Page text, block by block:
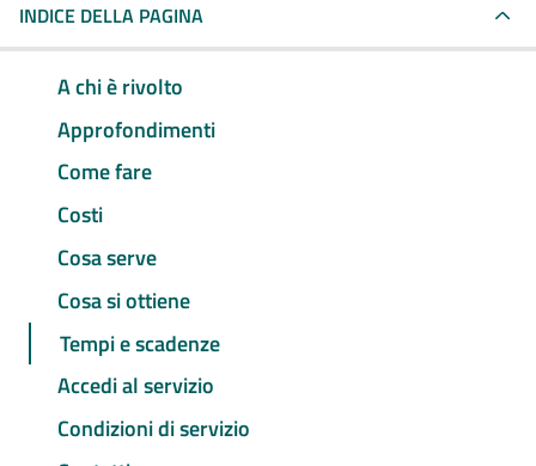
INDICE DELLA PAGINA
A chi è rivolto
Approfondimenti
Come fare
Costi
Cosa serve
Cosa si ottiene
Tempi e scadenze
Accedi al servizio
Condizioni di servizio